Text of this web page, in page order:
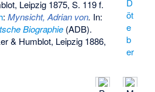
D
öt
e
b
er
Leipzig 1875, S. 119 f.
:Mynsicht, Adrian von. In:
Biographie (ADB).
& Humblot, Leipzig 1886,